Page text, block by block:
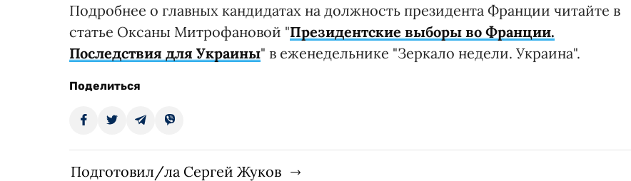
Подробнее о главных кандидатах на должность президента Франции читайте в
статье Оксаны Митрофановой "Президентские выборы во Франции.
Последствия для Украины" в еженедельнике "Зеркало недели. Украина".
Поделиться
Подготовил/ла Сергей Жуков